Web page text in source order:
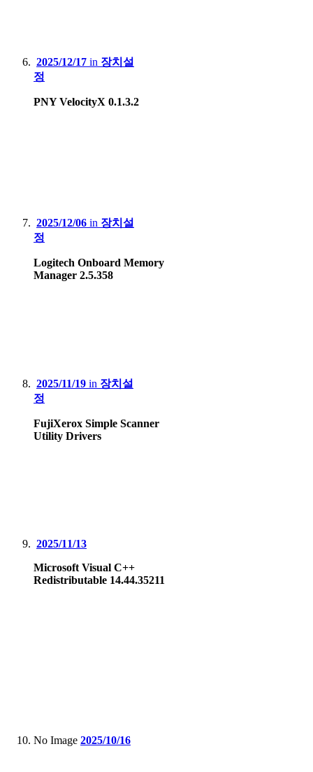
2025/12/17 in 장치설
정
PNY VelocityX 0.1.3.2
2025/12/06 in 장치설
정
Logitech Onboard Memory
Manager 2.5.358
2025/11/19 in 장치설
정
FujiXerox Simple Scanner
Utility Drivers
2025/11/13
Microsoft Visual C++
Redistributable 14.44.35211
No Image 2025/10/16